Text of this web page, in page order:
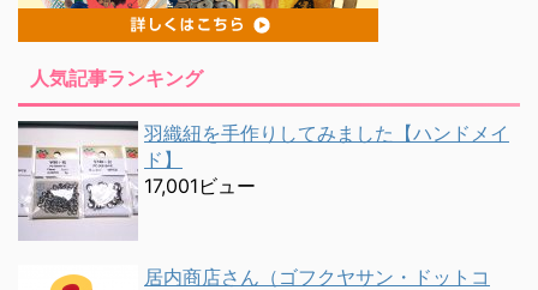
人気記事ランキング
羽織紐を手作りしてみました【ハンドメイ
ド】
17,001ビュー
居内商店さん（ゴフクヤサン・ドットコ